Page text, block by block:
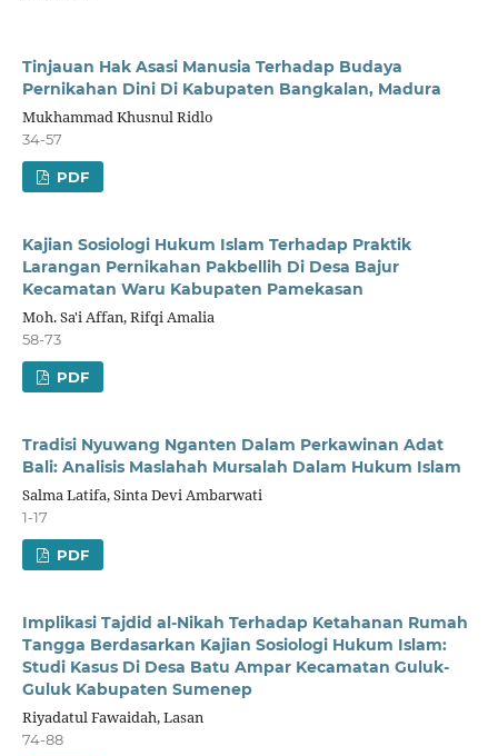
Tinjauan Hak Asasi Manusia Terhadap Budaya
Pernikahan Dini Di Kabupaten Bangkalan, Madura
Mukhammad Khusnul Ridlo
34-57
PDF
Kajian Sosiologi Hukum Islam Terhadap Praktik
Larangan Pernikahan Pakbellih Di Desa Bajur
Kecamatan Waru Kabupaten Pamekasan
Moh. Sa'i Affan, Rifqi Amalia
58-73
PDF
Tradisi Nyuwang Nganten Dalam Perkawinan Adat
Bali: Analisis Maslahah Mursalah Dalam Hukum Islam
Salma Latifa, Sinta Devi Ambarwati
1-17
PDF
Implikasi Tajdid al-Nikah Terhadap Ketahanan Rumah
Tangga Berdasarkan Kajian Sosiologi Hukum Islam:
Studi Kasus Di Desa Batu Ampar Kecamatan Guluk-
Guluk Kabupaten Sumenep
Riyadatul Fawaidah, Lasan
74-88